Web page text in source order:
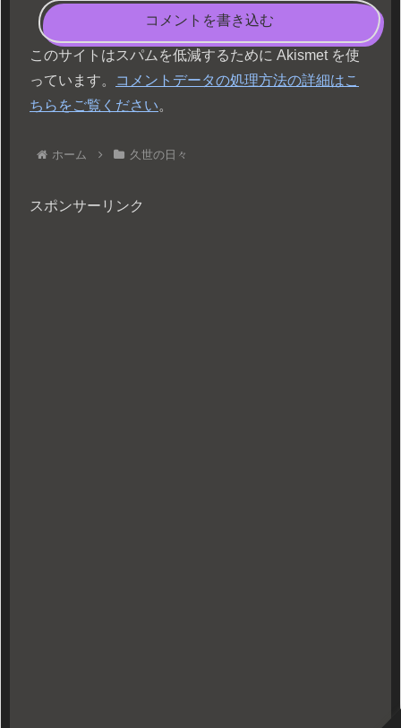
コメントを書き込む
このサイトはスパムを低減するために Akismet を使
っています。
コメントデータの処理方法の詳細はこ
ちらをご覧ください。
ホーム 久世の日々
スポンサーリンク